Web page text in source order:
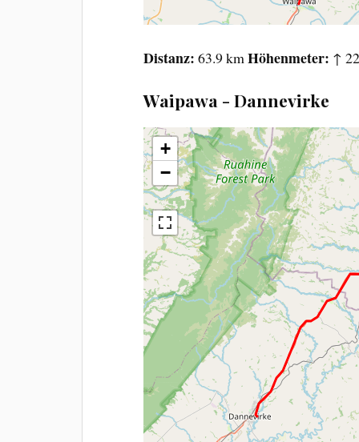
Distanz 63.9 kmHöhenmeter ↑
Waipawa - Dannevirke
+
−